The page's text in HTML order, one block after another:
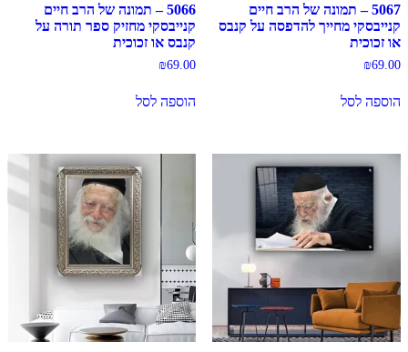
5067 – תמונה של הרב חיים
קנייבסקי מחייך להדפסה על קנבס
או זכוכית
₪69.00
הוספה לסל
5066 – תמונה של הרב חיים
קנייבסקי מחזיק ספר תורה על
קנבס או זכוכית
₪69.00
הוספה לסל